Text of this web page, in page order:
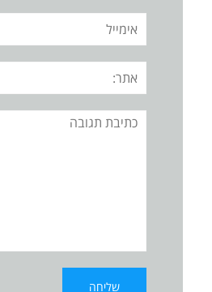
אימייל
אתר:
תגובה